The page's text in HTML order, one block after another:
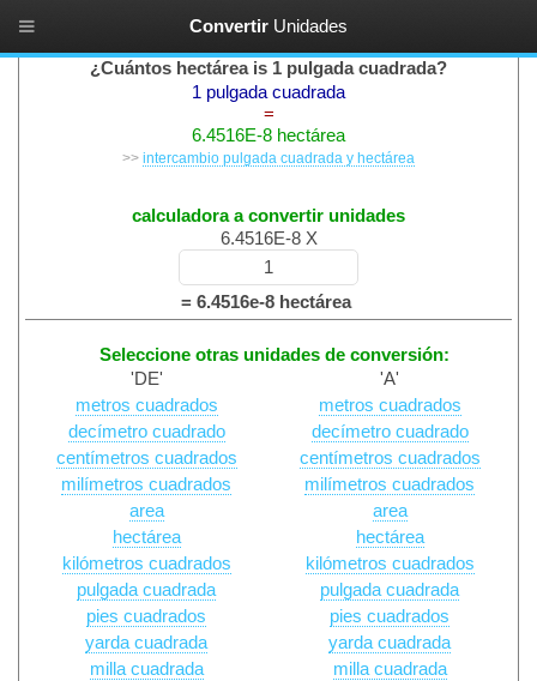
¿Cuántos hectárea is 1 pulgada cuadrada?
1 pulgada cuadrada
=
6.4516E-8 hectárea
>> intercambio pulgada cuadrada y hectárea
calculadora a convertir unidades
6.4516E-8 X
= 6.4516e-8 hectárea
Seleccione otras unidades de conversión:
'DE'
'A'
metros cuadrados
decímetro cuadrado
centímetros cuadrados
milímetros cuadrados
area
hectárea
kilómetros cuadrados
pulgada cuadrada
pies cuadrados
yarda cuadrada
milla cuadrada
metros cuadrados
decímetro cuadrado
centímetros cuadrados
milímetros cuadrados
area
hectárea
kilómetros cuadrados
pulgada cuadrada
pies cuadrados
yarda cuadrada
milla cuadrada
Convertir Unidades